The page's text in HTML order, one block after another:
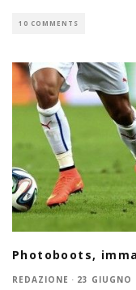
10 COMMENTS
Photoboots,
REDAZIONE · 23 GIUGNO